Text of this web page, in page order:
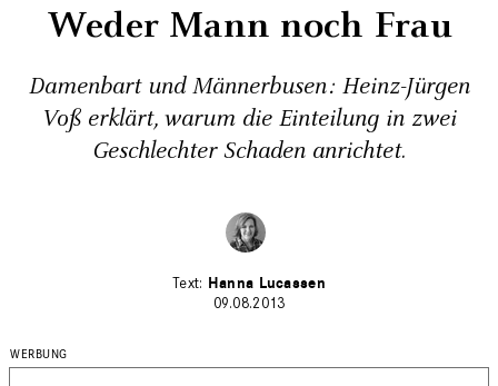
Weder Mann noch Frau
Damenbart und Männer­busen: Heinz-Jürgen
Voß ­erklärt, warum die Einteilung in zwei
Geschlechter Schaden anrichtet.
Hanna Lucassen
09.08.2013